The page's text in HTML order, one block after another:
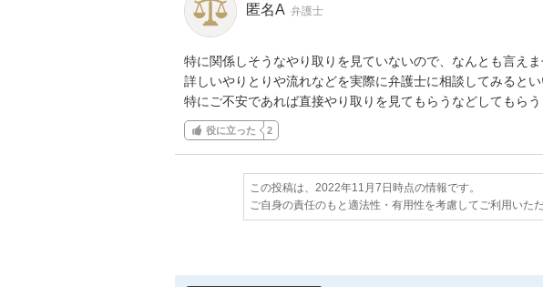
匿名A 弁護士
特に関係しそうなやり取りを見ていないので、なんとも言えま
詳しいやりとりや流れなどを実際に弁護士に相談してみるとい
特にご不安であれば直接やり取りを見てもらうなどしてもらう
役に立った 2
この投稿は、2022年11月7日時点の情報です。
ご自身の責任のもと適法性・有用性を考慮してご利用いた